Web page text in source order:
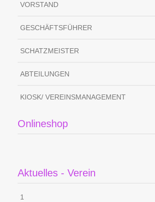
VORSTAND
GESCHÄFTSFÜHRER
SCHATZMEISTER
ABTEILUNGEN
KIOSK/ VEREINSMANAGEMENT
Onlineshop
Aktuelles - Verein
1